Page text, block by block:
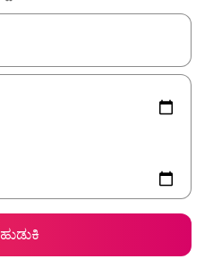
ಮತ್ತು ಡೌನ್ ಬಾಣದ ಕೀಲಿಗಳೊಂದಿಗೆ
ಹುಡುಕಿ